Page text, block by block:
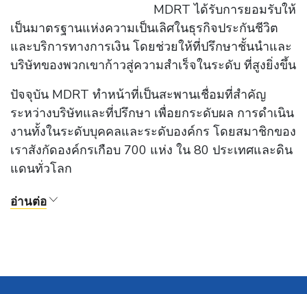
MDRT ได้รับการยอมรับให้
เป็นมาตรฐานแห่งความเป็นเลิศในธุรกิจประกันชีวิต
และบริการทางการเงิน โดยช่วยให้ที่ปรึกษาชั้นนำและ
บริษัทของพวกเขาก้าวสู่ความสำเร็จในระดับ ที่สูงยิ่งขึ้น
ปัจจุบัน MDRT ทำหน้าที่เป็นสะพานเชื่อมที่สำคัญ
ระหว่างบริษัทและที่ปรึกษา เพื่อยกระดับผล การดำเนิน
งานทั้งในระดับบุคคลและระดับองค์กร โดยสมาชิกของ
เราสังกัดองค์กรเกือบ 700 แห่ง ใน 80 ประเทศและดิน
แดนทั่วโลก
อ่านต่อ